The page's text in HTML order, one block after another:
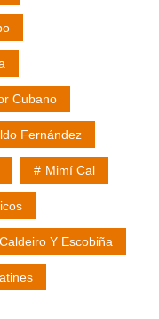
Cubano
Fernández
Mimí Cal
Y Escobiña